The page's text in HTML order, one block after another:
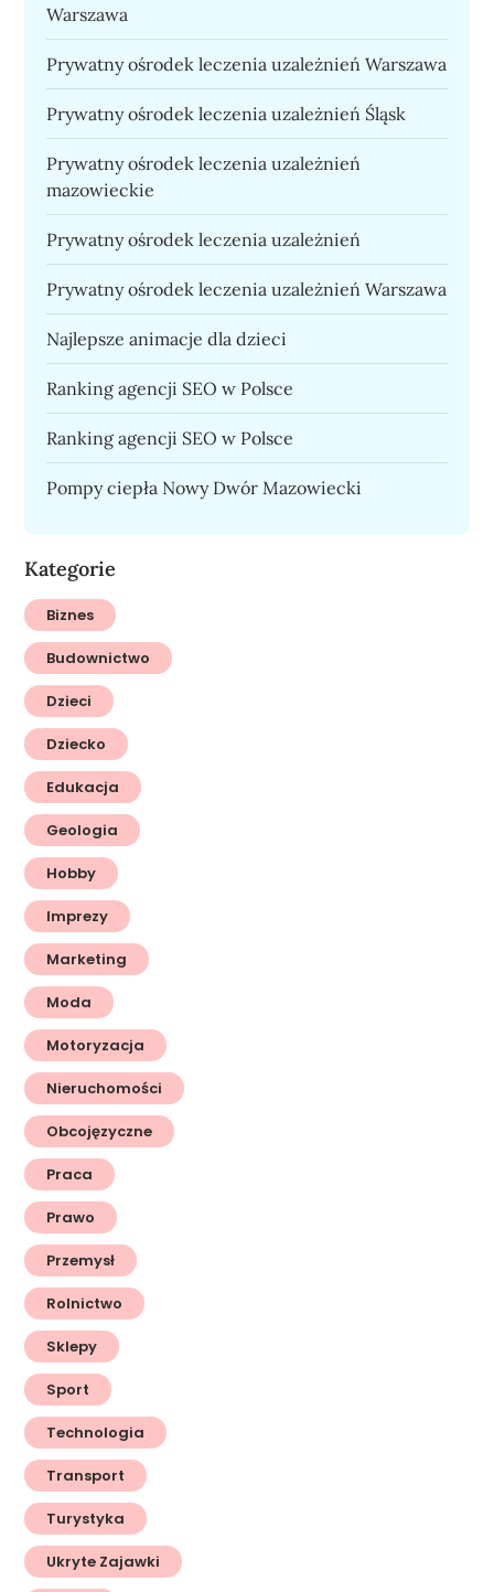
Warszawa
Prywatny ośrodek leczenia uzależnień Warszawa
Prywatny ośrodek leczenia uzależnień Śląsk
Prywatny ośrodek leczenia uzależnień
mazowieckie
Prywatny ośrodek leczenia uzależnień
Prywatny ośrodek leczenia uzależnień Warszawa
Najlepsze animacje dla dzieci
Ranking agencji SEO w Polsce
Ranking agencji SEO w Polsce
Pompy ciepła Nowy Dwór Mazowiecki
Kategorie
Biznes
Budownictwo
Dzieci
Dziecko
Edukacja
Geologia
Hobby
Imprezy
Marketing
Moda
Motoryzacja
Nieruchomości
Obcojęzyczne
Praca
Prawo
Przemysł
Rolnictwo
Sklepy
Sport
Technologia
Transport
Turystyka
Ukryte Zajawki